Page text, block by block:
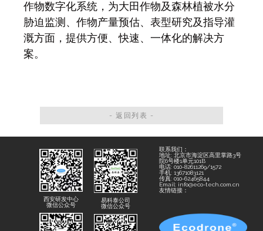
作物数字化系统，为大田作物及森林植被水分
胁迫监测、作物产量预估、表型研究及指导灌
溉方面，提供方便、快速、一体化的解决方
案。
- 返回列表 -
西安研发中心
微信公众号
易科泰公司
微信公众号
联系我们：
地址: 北京市海淀区高里掌路3号
院6号楼1单元101B
电话: 010-82611269/1572
手机: 13671083121
传真: 010-62465844
Email: info@eco-tech.com.cn
友情链接：